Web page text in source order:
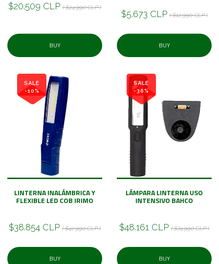
$20.509 CLP ( $24.990 CLP )
BUY
$5.673 CLP ( $12.990 CLP )
BUY
SALE
-10%
LINTERNA INALÁMBRICA Y
FLEXIBLE LED COB IRIMO
$38.854 CLP ( $42.990 CLP )
BUY
SALE
-36%
LÁMPARA LINTERNA USO
INTENSIVO BAHCO
$48.161 CLP ( $74.990 CLP )
BUY